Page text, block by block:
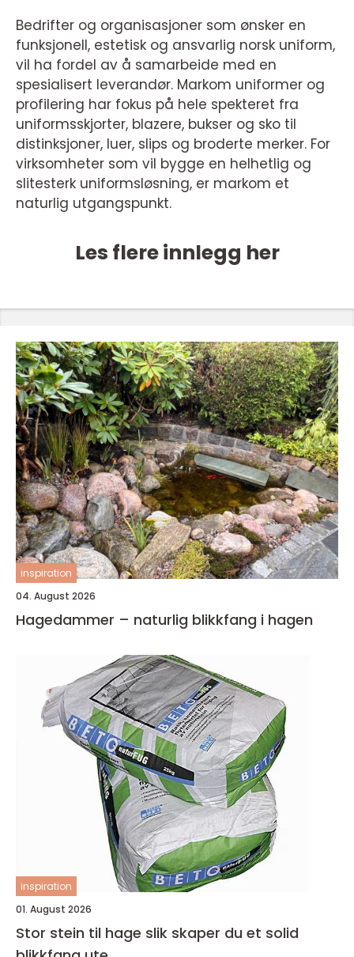
Bedrifter og organisasjoner som ønsker en
funksjonell, estetisk og ansvarlig norsk uniform,
vil ha fordel av å samarbeide med en
spesialisert leverandør. Markom uniformer og
profilering har fokus på hele spekteret fra
uniformsskjorter, blazere, bukser og sko til
distinksjoner, luer, slips og broderte merker. For
virksomheter som vil bygge en helhetlig og
slitesterk uniformsløsning, er markom et
naturlig utgangspunkt.
Les flere innlegg her
inspiration
04. August 2026
Hagedammer – naturlig blikkfang i hagen
inspiration
01. August 2026
Stor stein til hage slik skaper du et solid